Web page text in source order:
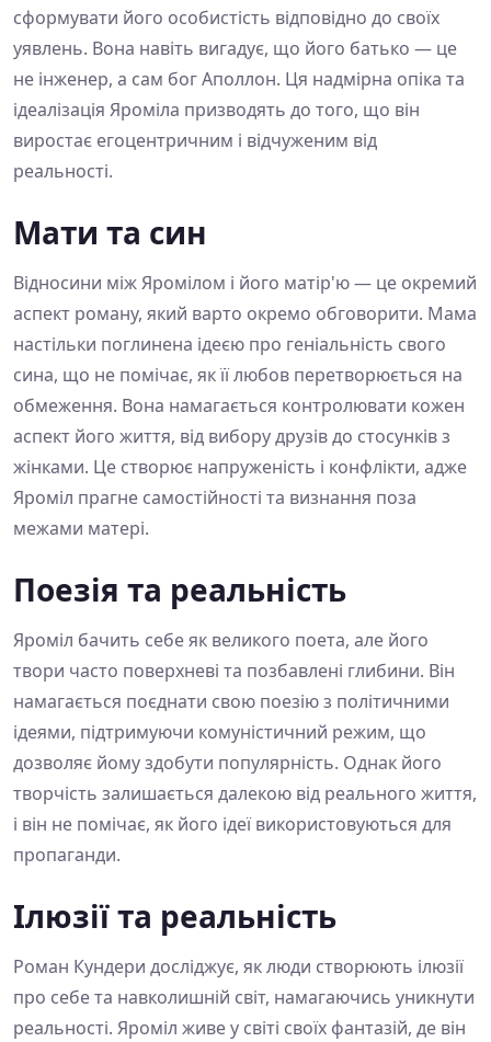
сформувати його особистість відповідно до своїх
уявлень. Вона навіть вигадує, що його батько — це
не інженер, а сам бог Аполлон. Ця надмірна опіка та
ідеалізація Яроміла призводять до того, що він
виростає егоцентричним і відчуженим від
реальності.
Мати та син
Відносини між Яромілом і його матір'ю — це окремий
аспект роману, який варто окремо обговорити. Мама
настільки поглинена ідеєю про геніальність свого
сина, що не помічає, як її любов перетворюється на
обмеження. Вона намагається контролювати кожен
аспект його життя, від вибору друзів до стосунків з
жінками. Це створює напруженість і конфлікти, адже
Яроміл прагне самостійності та визнання поза
межами матері.
Поезія та реальність
Яроміл бачить себе як великого поета, але його
твори часто поверхневі та позбавлені глибини. Він
намагається поєднати свою поезію з політичними
ідеями, підтримуючи комуністичний режим, що
дозволяє йому здобути популярність. Однак його
творчість залишається далекою від реального життя,
і він не помічає, як його ідеї використовуються для
пропаганди.
Ілюзії та реальність
Роман Кундери досліджує, як люди створюють ілюзії
про себе та навколишній світ, намагаючись уникнути
реальності. Яроміл живе у світі своїх фантазій, де він